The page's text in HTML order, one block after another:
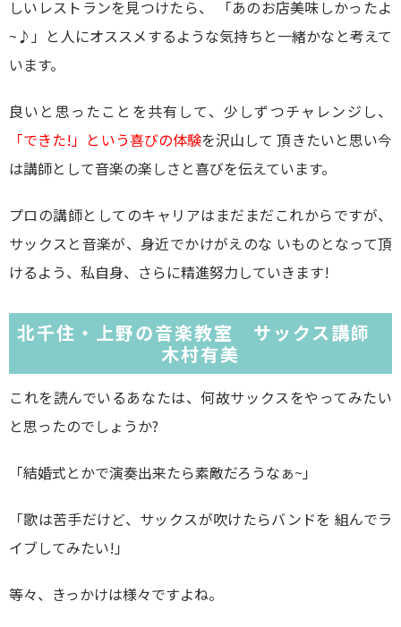
しいレストランを見つけたら、 「あのお店美味しかったよ
~♪」と人にオススメするような気持ちと一緒かなと考えて
います。
良いと思ったことを共有して、少しずつチャレンジし、
「できた!」という喜びの体験を沢山して 頂きたいと思い今
は講師として音楽の楽しさと喜びを伝えています。
プロの講師としてのキャリアはまだまだこれからですが、
サックスと音楽が、身近でかけがえのな いものとなって頂
けるよう、私自身、さらに精進努力していきます!
北千住・上野の音楽教室 サックス講師
木村有美
これを読んでいるあなたは、何故サックスをやってみたい
と思ったのでしょうか?
「結婚式とかで演奏出来たら素敵だろうなぁ~」
「歌は苦手だけど、サックスが吹けたらバンドを 組んでラ
イブしてみたい!」
等々、きっかけは様々ですよね。